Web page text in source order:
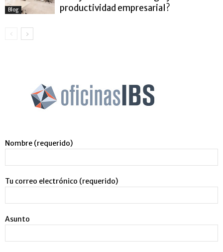
Blog
productividad empresarial?
Nombre (requerido)
Tu correo electrónico (requerido)
Asunto